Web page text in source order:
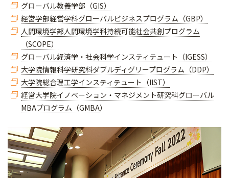
グローバル教養学部（GIS）
経営学部経営学科グローバルビジネスプログラム（GBP）
人間環境学部人間環境学科持続可能社会共創プログラム
（SCOPE）
グローバル経済学・社会科学インスティテュート（IGESS）
大学院情報科学研究科ダブルディグリープログラム（DDP）
大学院総合理工学インスティテュート（IIST）
経営大学院イノベーション・マネジメント研究科グローバル
MBAプログラム（GMBA）